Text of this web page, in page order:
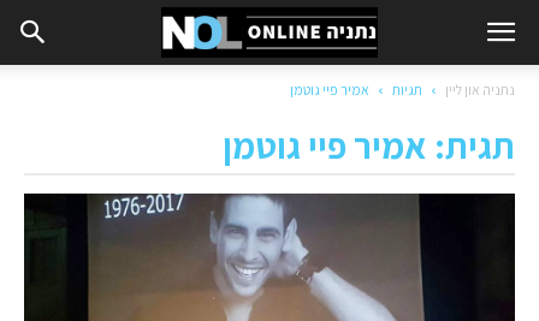
נתניה און ליין תגיות אמיר פיי גוטמן
תגית: אמיר פיי גוטמן